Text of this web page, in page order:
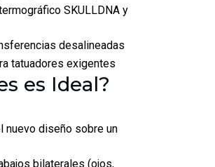
SKULLDNA y
desalineadas
tatuadores exigentes
es Ideal?
nuevo diseño sobre un
bilaterales (ojos,